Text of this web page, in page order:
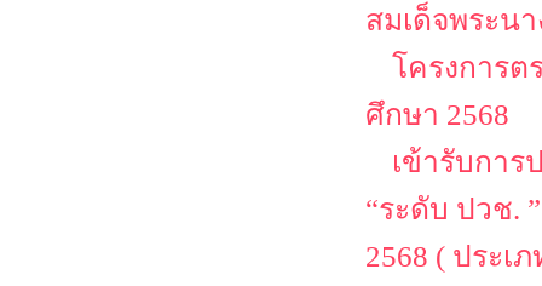
สมเด็จพระน
โครงการต
ศึกษา 2568
เข้ารับการ
“ระดับ ปวช.
2568 ( ประเ